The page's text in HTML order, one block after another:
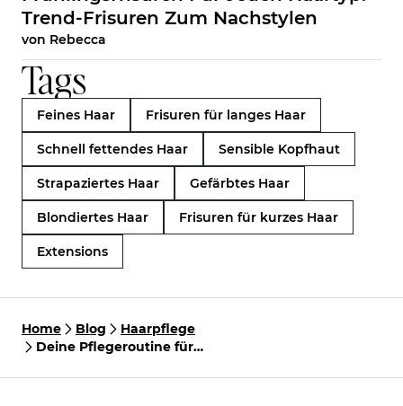
Trend-Frisuren Zum Nachstylen
von Rebecca
Tags
Feines Haar Frisuren für langes Haar
Schnell fettendes Haar Sensible Kopfhaut
Strapaziertes Haar Gefärbtes Haar
Blondiertes Haar Frisuren für kurzes Haar
Extensions
Home Blog
Haarpflege
Deine Pflegeroutine für